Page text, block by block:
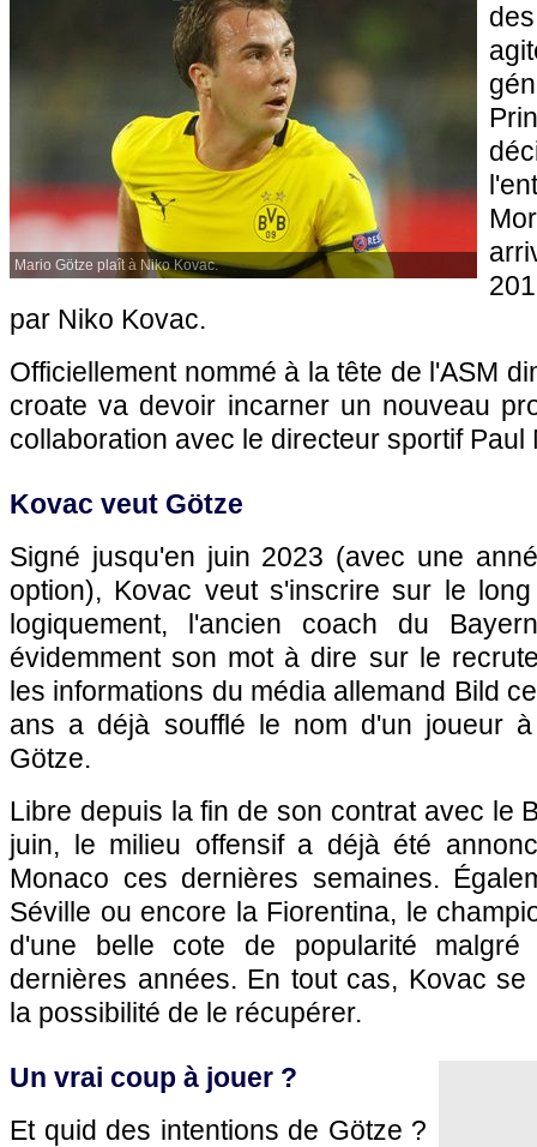
Mario Götze plaît à Niko Kovac.
par Niko Kovac.
Officiellement nommé à la tête de l'ASM
croate va devoir incarner un nouveau
collaboration avec le directeur sportif Paul
Kovac veut Götze
Signé jusqu'en juin 2023 (avec une
option), Kovac veut s'inscrire sur le
logiquement, l'ancien coach du
évidemment son mot à dire sur le
les informations du média allemand Bild
ans a déjà soufflé le nom d'un joueur
Götze.
Libre depuis la fin de son contrat avec le
juin, le milieu offensif a déjà été
Monaco ces dernières semaines.
Séville ou encore la Fiorentina, le
d'une belle cote de popularité malgré
dernières années. En tout cas, Kovac
la possibilité de le récupérer.
Un vrai coup à jouer ?
Et quid des intentions de Götze ?